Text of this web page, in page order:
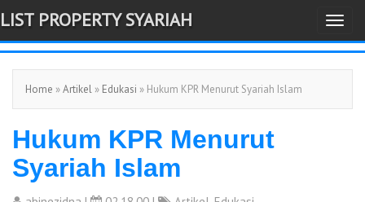
-->
T
o
g
l
LIST PROPERTY SYARIAH
Home »Artikel » Edukasi » Hukum KPR Menurut Syariah Islam
Hukum KPR Menurut
Syariah Islam